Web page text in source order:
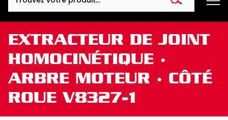
EXTRACTEUR DE JOINT
HOMOCINÉTIQUE ∙
ARBRE MOTEUR ∙ CÔTÉ
ROUE V8327-1